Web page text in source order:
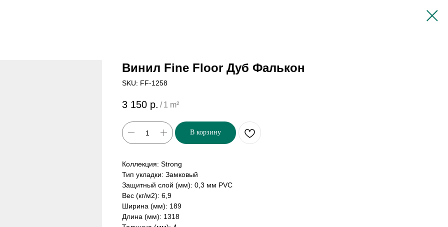
Винил Fine Floor Дуб Фалькон
SKU: FF-1258
3 150 р. / 1 m²
В корзину
Коллекция: Strong
Тип укладки: Замковый
Защитный слой (мм): 0,3 мм PVC
Вес (кг/м2): 6,9
Ширина (мм): 189
Длина (мм): 1318